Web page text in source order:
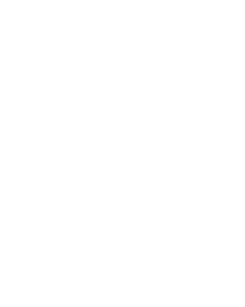
Jeep JK/JKU 8-Lug Alpha